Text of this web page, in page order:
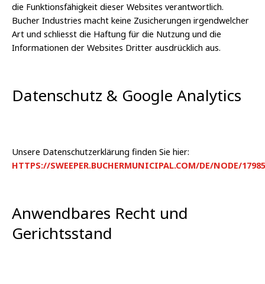
die Funktionsfähigkeit dieser Websites verantwortlich.
Bucher Industries macht keine Zusicherungen irgendwelcher
Art und schliesst die Haftung für die Nutzung und die
Informationen der Websites Dritter ausdrücklich aus.
Datenschutz & Google Analytics
Unsere Datenschutzerklärung finden Sie hier:
HTTPS://SWEEPER.BUCHERMUNICIPAL.COM/DE/NODE/
Anwendbares Recht und
Gerichtsstand